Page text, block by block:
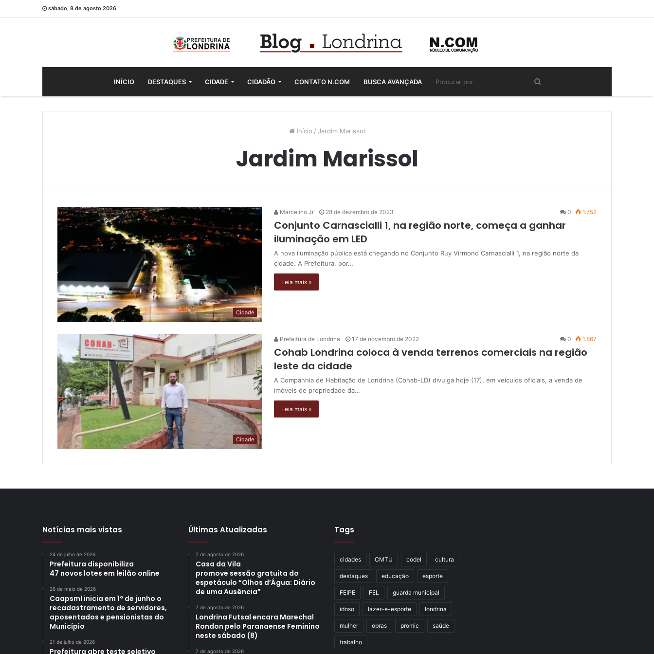
sábado, 8 de agosto 2026
INÍCIO DESTAQUES CIDADE CIDADÃO CONTATO N.COM BUSCA AVANÇADA
Início / Jardim Marissol
Jardim Marissol
Cidade
Marcelino Jr 28 de dezembro de 2023 0 1.752
Conjunto Carnascialli 1, na região norte, começa a ganhar
iluminação em LED
A nova iluminação pública está chegando no Conjunto Ruy Virmond Carnascialli 1, na região norte da
cidade. A Prefeitura, por…
Leia mais »
Cidade
Prefeitura de Londrina 17 de novembro de 2022 0 1.867
Cohab Londrina coloca à venda terrenos comerciais na região
leste da cidade
A Companhia de Habitação de Londrina (Cohab-LD) divulga hoje (17), em veículos oficiais, a venda de
imóveis de propriedade da…
Leia mais »
Notícias mais vistas
24 de julho de 2026
Prefeitura disponibiliza
47 novos lotes em leilão online
26 de maio de 2026
Caapsml inicia em 1º de junho o
recadastramento de servidores,
aposentados e pensionistas do
Município
21 de julho de 2026
Prefeitura abre teste seletivo
Últimas Atualizadas
7 de agosto de 2026
Casa da Vila
promove sessão gratuita do
espetáculo “Olhos d’Água: Diário
de uma Ausência”
7 de agosto de 2026
Londrina Futsal encara Marechal
Rondon pelo Paranaense Feminino
neste sábado (8)
7 de agosto de 2026
Tags
cidades CMTU codel cultura
destaques educação esporte
FEIPE FEL guarda municipal
idoso lazer-e-esporte londrina
mulher obras promic saúde
trabalho